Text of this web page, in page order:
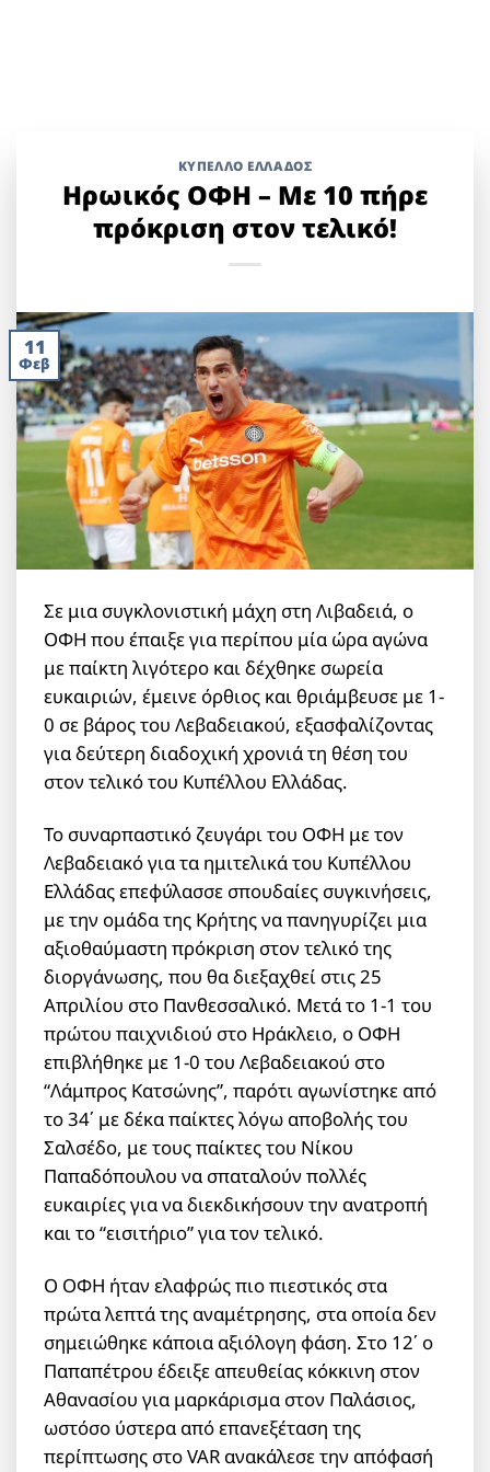
ΚΎΠΕΛΛΟ ΕΛΛΆΔΟΣ
Ηρωικός ΟΦΗ – Με 10 πήρε
πρόκριση στον τελικό!
11
Φεβ
Σε μια συγκλονιστική μάχη στη Λιβαδειά, ο
ΟΦΗ που έπαιξε για περίπου μία ώρα αγώνα
με παίκτη λιγότερο και δέχθηκε σωρεία
ευκαιριών, έμεινε όρθιος και θριάμβευσε με 1-
0 σε βάρος του Λεβαδειακού, εξασφαλίζοντας
για δεύτερη διαδοχική χρονιά τη θέση του
στον τελικό του Κυπέλλου Ελλάδας.
Το συναρπαστικό ζευγάρι του ΟΦΗ με τον
Λεβαδειακό για τα ημιτελικά του Κυπέλλου
Ελλάδας επεφύλασσε σπουδαίες συγκινήσεις,
με την ομάδα της Κρήτης να πανηγυρίζει μια
αξιοθαύμαστη πρόκριση στον τελικό της
διοργάνωσης, που θα διεξαχθεί στις 25
Απριλίου στο Πανθεσσαλικό. Μετά το 1-1 του
πρώτου παιχνιδιού στο Ηράκλειο, ο ΟΦΗ
επιβλήθηκε με 1-0 του Λεβαδειακού στο
“Λάμπρος Κατσώνης”, παρότι αγωνίστηκε από
το 34΄ με δέκα παίκτες λόγω αποβολής του
Σαλσέδο, με τους παίκτες του Νίκου
Παπαδόπουλου να σπαταλούν πολλές
ευκαιρίες για να διεκδικήσουν την ανατροπή
και το “εισιτήριο” για τον τελικό.
Ο ΟΦΗ ήταν ελαφρώς πιο πιεστικός στα
πρώτα λεπτά της αναμέτρησης, στα οποία δεν
σημειώθηκε κάποια αξιόλογη φάση. Στο 12΄ ο
Παπαπέτρου έδειξε απευθείας κόκκινη στον
Αθανασίου για μαρκάρισμα στον Παλάσιος,
ωστόσο ύστερα από επανεξέταση της
περίπτωσης στο VAR ανακάλεσε την απόφασή